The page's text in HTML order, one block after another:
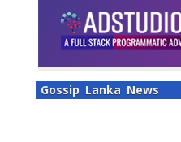
Gossip Lanka News